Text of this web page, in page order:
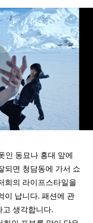
인 동묘나 홍대 앞에
되면 청담동에 가서 쇼
희의 라이프스타일을
이 납니다. 패션에 관
고 생각합니다.